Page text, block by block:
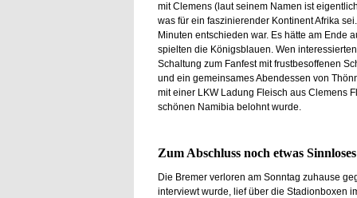
mit Clemens (laut seinem Namen ist
was für ein faszinierender Kontinent Afrika
Minuten entschieden war. Es hätte am Ende
spielten die Königsblauen. Wen
Schaltung zum Fanfest mit frustbesoffenen
und ein gemeinsames Abendessen von
mit einer LKW Ladung Fleisch aus Clemens
schönen Namibia belohnt wurde.
Zum Abschluss noch etwas
Die Bremer verloren am Sonntag zuhause
interviewt wurde, lief über die Stadionboxen